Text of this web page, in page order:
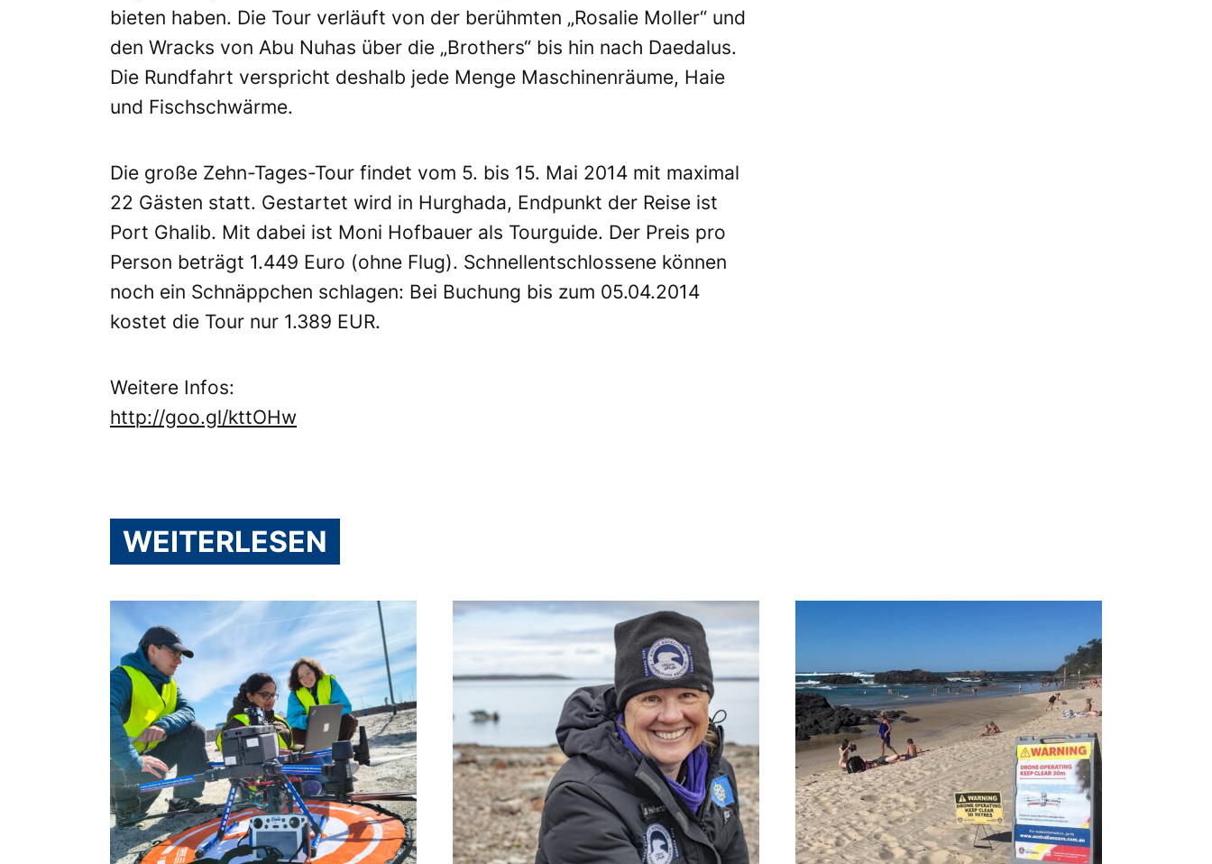
bieten haben. Die Tour verläuft von der berühmten „Rosalie Moller“ und
den Wracks von Abu Nuhas über die „Brothers“ bis hin nach Daedalus.
Die Rundfahrt verspricht deshalb jede Menge Maschinenräume, Haie
und Fischschwärme.
Die große Zehn-Tages-Tour findet vom 5. bis 15. Mai 2014 mit maximal
22 Gästen statt. Gestartet wird in Hurghada, Endpunkt der Reise ist
Port Ghalib. Mit dabei ist Moni Hofbauer als Tourguide. Der Preis pro
Person beträgt 1.449 Euro (ohne Flug). Schnellentschlossene können
noch ein Schnäppchen schlagen: Bei Buchung bis zum 05.04.2014
kostet die Tour nur 1.389 EUR.
Weitere Infos:
http://goo.gl/kttOHw
WEITERLESEN